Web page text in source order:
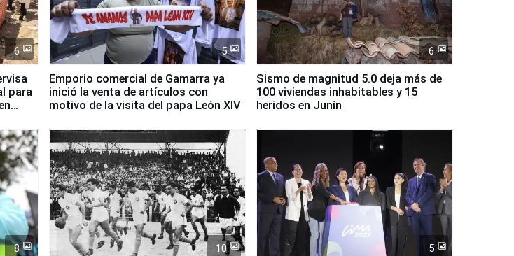
6
para
5
Emporio comercial de Gamarra ya
inició la venta de artículos con
motivo de la visita del papa León XIV
6
Sismo de magnitud 5.0 deja más de
100 viviendas inhabitables y 15
heridos en Junín
8 10 5